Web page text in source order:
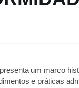
um marco
e práticas